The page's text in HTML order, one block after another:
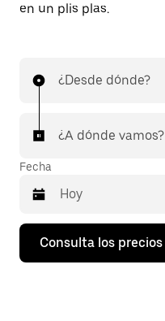
en un plis plas.
¿Desde dónde?
¿A dónde vamos?
Fecha
Pulsa
flecha
Consulta los precios